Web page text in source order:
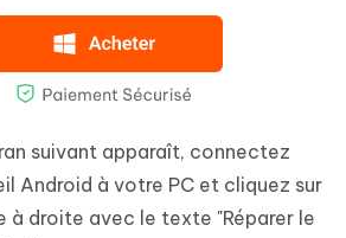
suivant apparaît, connectez
Android à votre PC et cliquez sur
à droite avec le texte "Réparer le